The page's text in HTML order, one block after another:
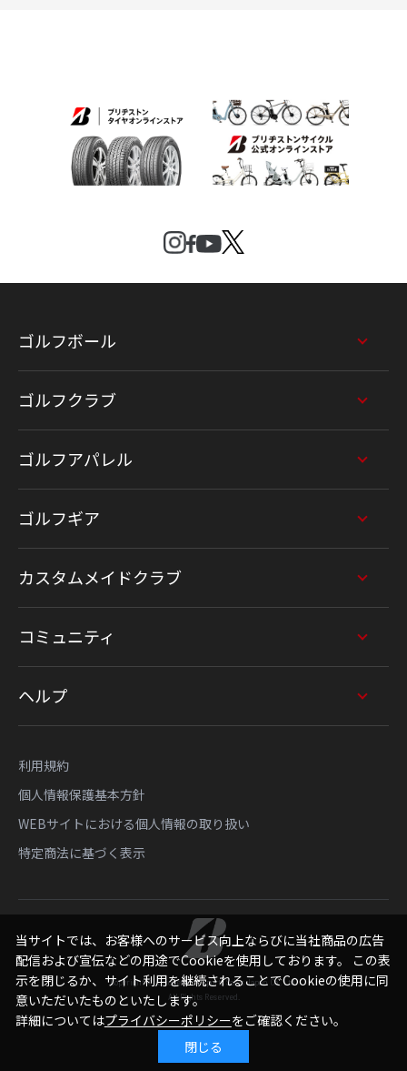
ゴルフボール
ゴルフクラブ
ゴルフアパレル
ゴルフギア
カスタムメイドクラブ
コミュニティ
ヘルプ
利用規約
個人情報保護基本方針
WEBサイトにおける個人情報の取り扱い
特定商法に基づく表示
Copyright © Bridgestone Sports Sales Japan Co., Ltd.
All Rights Reserved.
当サイトでは、お客様へのサービス向上ならびに当社商品の広告
配信および宣伝などの用途でCookieを使用しております。 この表
示を閉じるか、サイト利用を継続されることでCookieの使用に同
意いただいたものといたします。
詳細についてはプライバシーポリシーをご確認ください。
閉じる